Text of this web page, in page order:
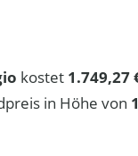
kostet 1.749,27
in Höhe von